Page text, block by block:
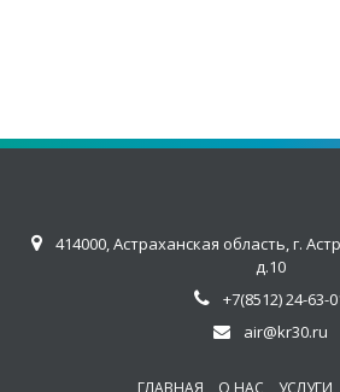
414000, Астраханская область, г.
д.10
+7(8512) 24-63-
air@kr30.ru
ГЛАВНАЯ О НАС УСЛУГИ